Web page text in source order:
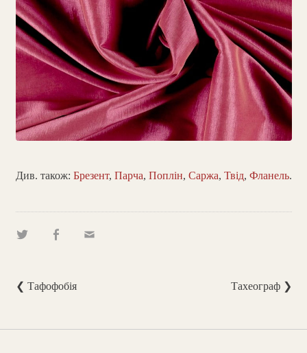
Див. також: Брезент, Парча, Поплін, Саржа, Твід, Фланель.
❮ Тафофобія Тахеограф ❯